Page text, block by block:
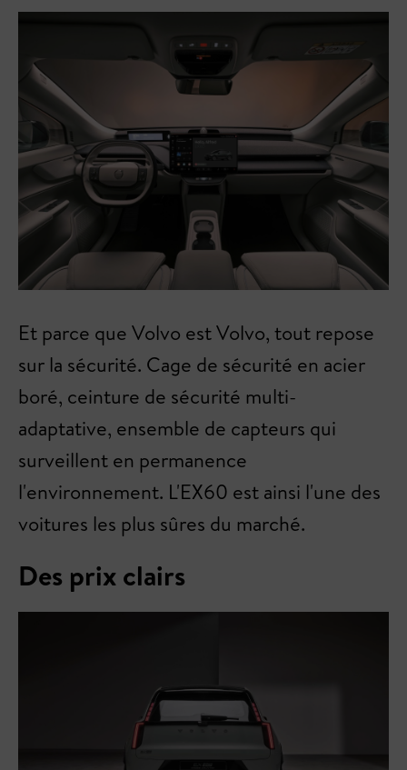
Et parce que Volvo est Volvo, tout repose
sur la sécurité. Cage de sécurité en acier
boré, ceinture de sécurité multi-
adaptative, ensemble de capteurs qui
surveillent en permanence
l'environnement. L'EX60 est ainsi l'une des
voitures les plus sûres du marché.
Des prix clairs